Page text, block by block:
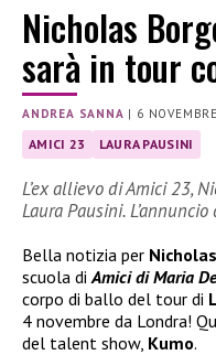
Nicholas
sarà in tour
ANDREA SANNA | 6
AMICI 23 LAURA PAUSINI
L’ex allievo di Amici 23,
Laura Pausini.
Bella notizia per
scuola di Amici di Maria
corpo di ballo del tour di
4 novembre da Londra!
del talent show, Kumo.